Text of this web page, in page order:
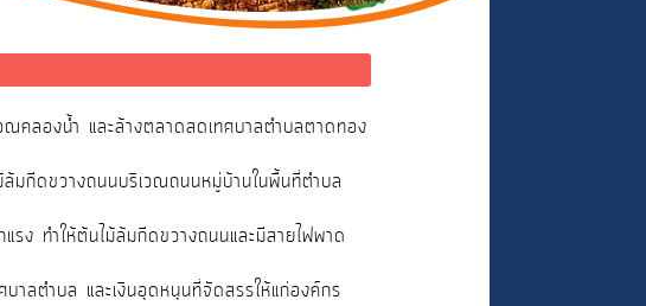
คลองน้ำ และล้างตลาดสดเทศบาลตำบลตาดทอง
มกีดขวางถนนบริเวณถนนหมู่บ้านในพื้นที่ตำบล
ง ทำให้ต้นไม้ล้มกีดขวางถนนและมีสายไฟพาด
าลตำบล และเงินอุดหนุนที่จัดสรรให้แก่องค์กร